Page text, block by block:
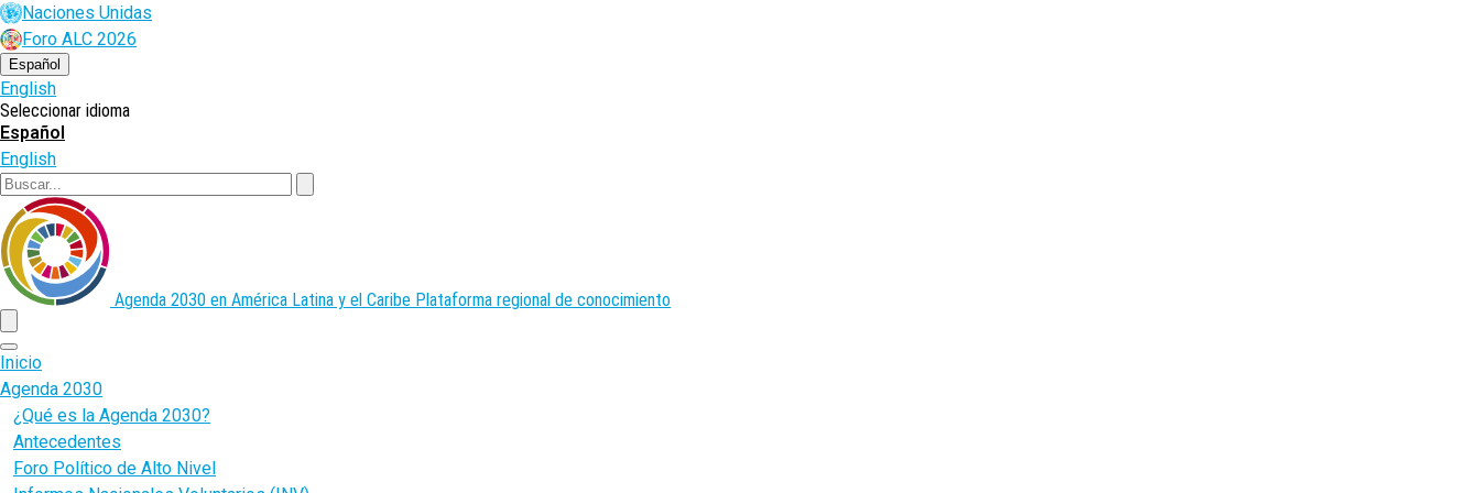
Pasar
al
contenido
principal
Naciones Unidas
Foro ALC 2026
Español
English
Seleccionar idioma
Español
English
Agenda 2030 en América Latina y el Caribe Plataforma regional de conocimiento
menu
Inicio
Agenda 2030
¿Qué es la Agenda 2030?
Antecedentes
Foro Político de Alto Nivel